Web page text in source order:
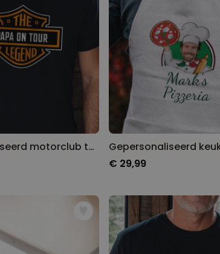
Gepersonaliseerd motorclub t-shirt met naam
€ 29,99